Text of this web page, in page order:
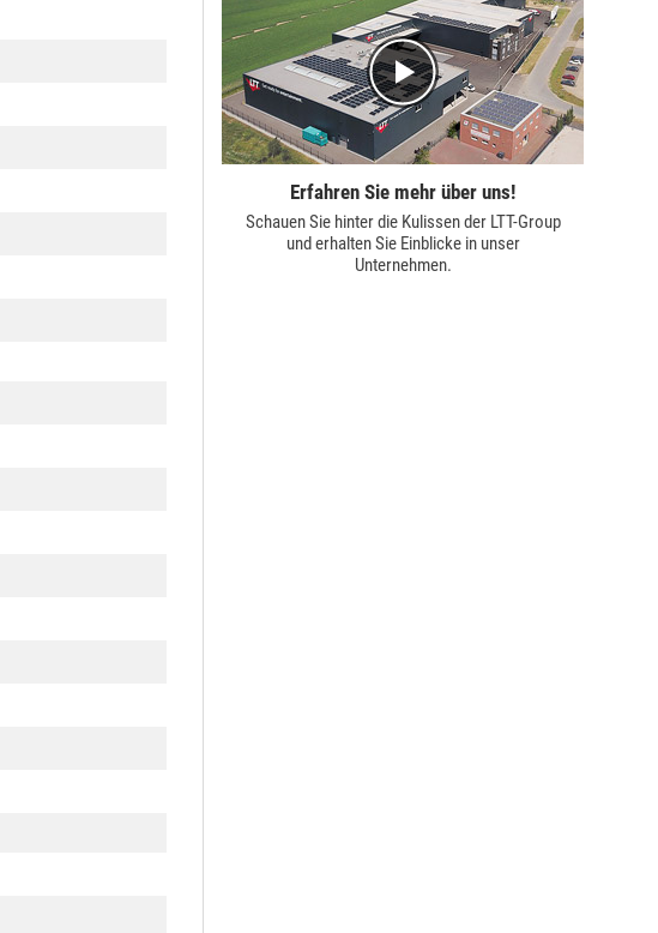
Erfahren Sie mehr über uns!
Schauen Sie hinter die Kulissen der LTT-Group
und erhalten Sie Einblicke in unser
Unternehmen.